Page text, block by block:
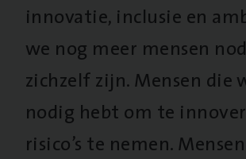
innovatie, inclusie en
we nog meer mensen
zichzelf zijn. Mensen
nodig hebt om te
risico’s te nemen.